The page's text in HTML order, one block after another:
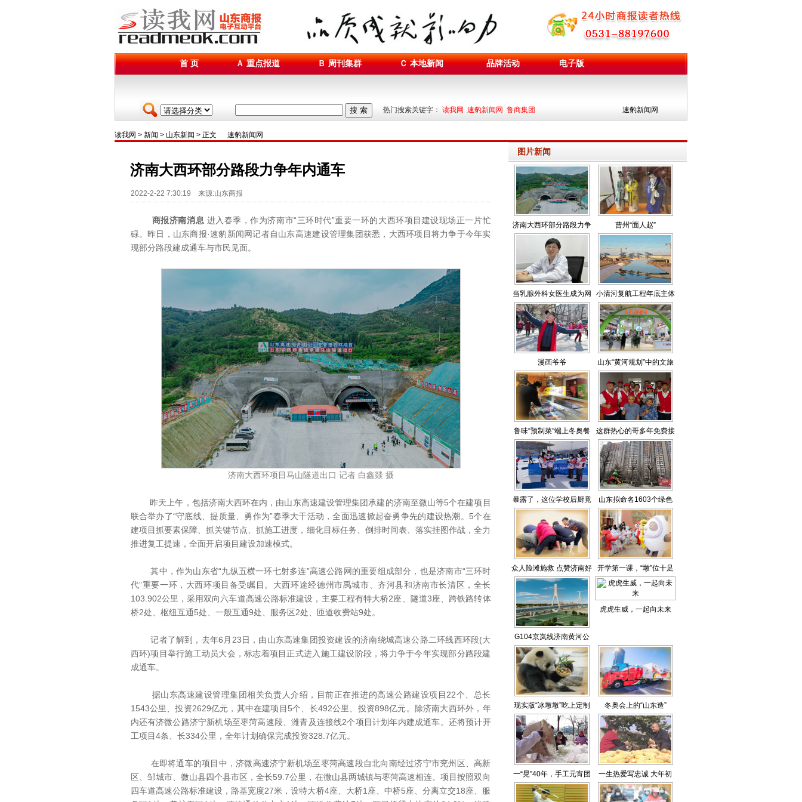
首 页 Ａ 重点报道 Ｂ 周刊集群 Ｃ 本地新闻 品牌活动 电子版
搜 索 热门搜索关键字： 读我网 速豹新闻网 鲁商集团 速豹新闻网
读我网 > 新闻 > 山东新闻 > 正文 速豹新闻网
济南大西环部分路段力争年内通车
2022-2-22 7:30:19 来源:山东商报
商报济南消息 进入春季，作为济南市“三环时代”重要一环的大西环项目建设现场正一片忙
碌。昨日，山东商报·速豹新闻网记者自山东高速建设管理集团获悉，大西环项目将力争于今年实
现部分路段建成通车与市民见面。
济南大西环项目马山隧道出口 记者 白鑫燚 摄
昨天上午，包括济南大西环在内，由山东高速建设管理集团承建的济南至微山等5个在建项目
联合举办了“守底线、提质量、勇作为”春季大干活动，全面迅速掀起奋勇争先的建设热潮。5个在
建项目抓要素保障、抓关键节点、抓施工进度，细化目标任务、倒排时间表、落实挂图作战，全力
推进复工提速，全面开启项目建设加速模式。
其中，作为山东省“九纵五横一环七射多连”高速公路网的重要组成部分，也是济南市“三环时
代”重要一环，大西环项目备受瞩目。大西环途经德州市禹城市、齐河县和济南市长清区，全长
103.902公里，采用双向六车道高速公路标准建设，主要工程有特大桥2座、隧道3座、跨铁路转体
桥2处、枢纽互通5处、一般互通9处、服务区2处、匝道收费站9处。
记者了解到，去年6月23日，由山东高速集团投资建设的济南绕城高速公路二环线西环段(大
西环)项目举行施工动员大会，标志着项目正式进入施工建设阶段，将力争于今年实现部分路段建
成通车。
据山东高速建设管理集团相关负责人介绍，目前正在推进的高速公路建设项目22个、总长
1543公里、投资2629亿元，其中在建项目5个、长492公里、投资898亿元。除济南大西环外，年
内还有济微公路济宁新机场至枣菏高速段、潍青及连接线2个项目计划年内建成通车。还将预计开
工项目4条、长334公里，全年计划确保完成投资328.7亿元。
在即将通车的项目中，济微高速济宁新机场至枣菏高速段自北向南经过济宁市兖州区、高新
区、邹城市、微山县四个县市区，全长59.7公里，在微山县两城镇与枣菏高速相连。项目按照双向
四车道高速公路标准建设，路基宽度27米，设特大桥4座、大桥1座、中桥5座、分离立交18座、服
图片新闻
济南大西环部分路段力争
年内通车
曹州“面人赵”
当乳腺外科女医生成为网
红
小清河复航工程年底主体
完工
漫画爷爷 山东“黄河规划”中的文旅
信号
鲁味“预制菜”端上冬奥餐
桌
这群热心的哥多年免费接
送老人就医
暴露了，这位学校后厨竟
是冬奥裁判
山东拟命名1603个绿色
社区
众人险滩施救 点赞济南好
人
开学第一课，“墩”位十足
G104京岚线济南黄河公
路大桥开工扩建
虎虎生威，一起向未来
现实版“冰墩墩”吃上定制
汤圆
冬奥会上的“山东造”
一“晃”40年，手工元宵团
圆味浓
一生热爱写忠诚 大年初
一，入警21年的他走了